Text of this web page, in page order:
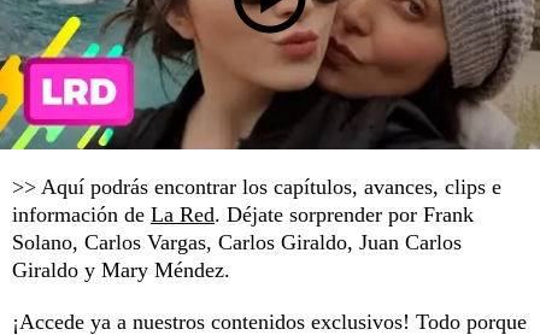
>> Aquí podrás encontrar los capítulos, avances, clips e
información de La Red. Déjate sorprender por Frank
Solano, Carlos Vargas, Carlos Giraldo, Juan Carlos
Giraldo y Mary Méndez.
¡Accede ya a nuestros contenidos exclusivos! Todo porque